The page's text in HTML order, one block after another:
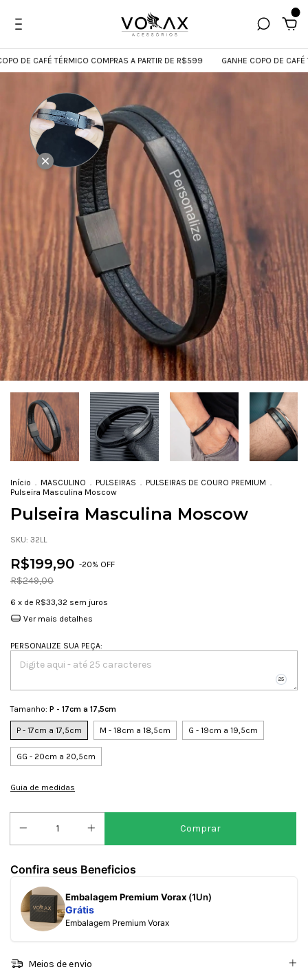
DE CAFÉ TÉRMICO COMPRAS A PARTIR DE R$599 GANHE COPO DE CAFÉ
Início . MASCULINO . PULSEIRAS . PULSEIRAS DE COURO PREMIUM .
Pulseira Masculina Moscow
Pulseira Masculina Moscow
SKU: 32LL
R$199,90 -20% OFF
R$249,00
6 x de R$33,32 sem juros
Ver mais detalhes
PERSONALIZE SUA PEÇA:
Tamanho: P - 17cm a 17,5cm
P - 17cm a 17,5cm M - 18cm a 18,5cm G - 19cm a 19,5cm
GG - 20cm a 20,5cm
Guia de medidas
Confira seus Beneficios
Embalagem Premium Vorax (1Un)
Grátis
Embalagem Premium Vorax
Meios de envio